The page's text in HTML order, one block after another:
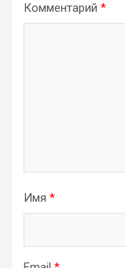
Комментарий *
Имя *